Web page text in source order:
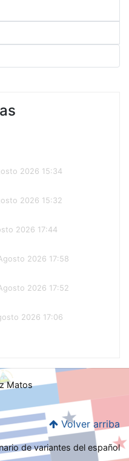
2026 15:34
2026 15:32
2026 17:44
2026 17:58
2026 17:52
2026 17:06
Matos
Volver arriba
de variantes del español